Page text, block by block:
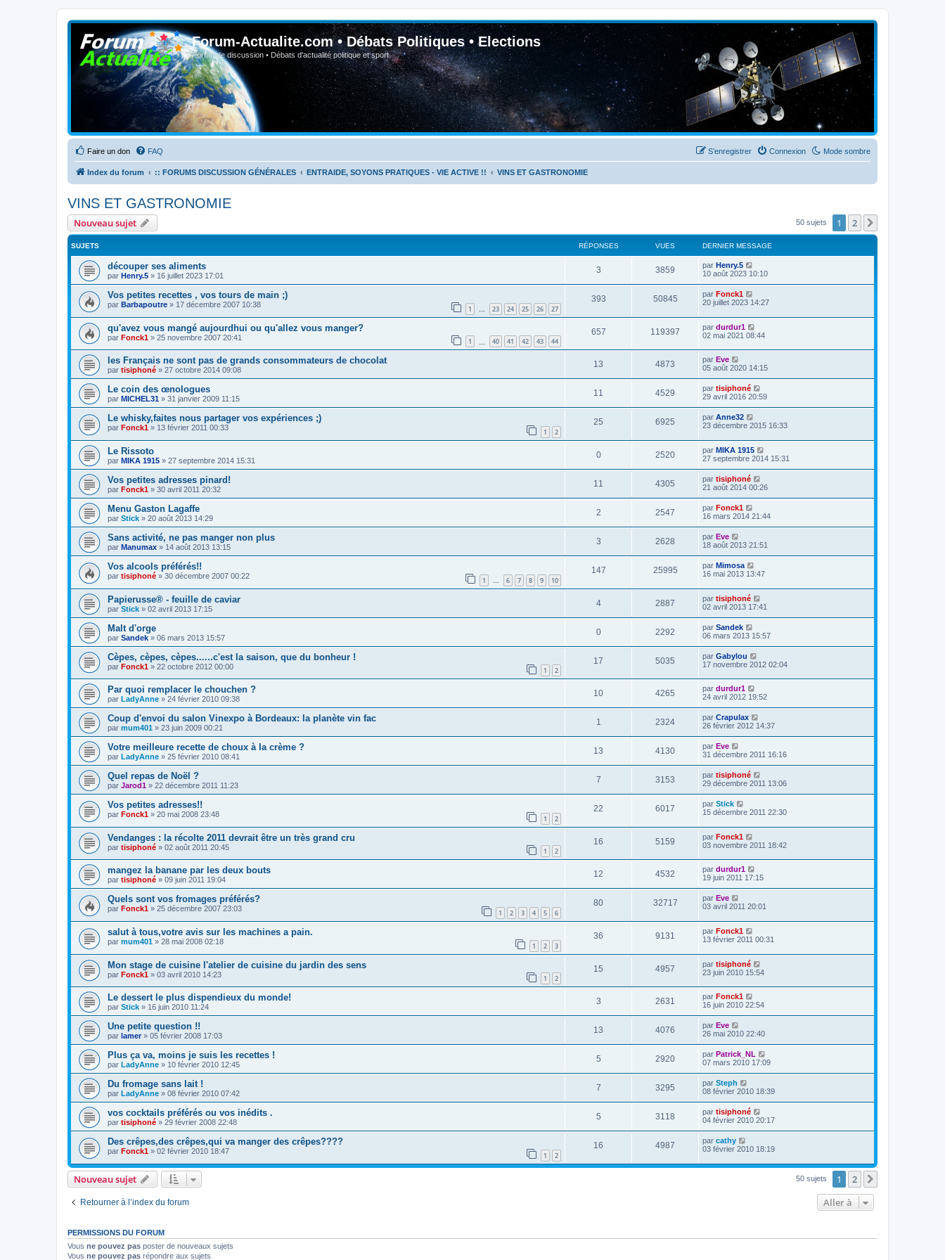
Forum-Actualite.com • Débats Politiques • Elections
Forum de discussion • Débats d'actualité politique et sport
Faire un don Mode sombre
FAQ Connexion
S’enregistrer
Index du forum :: FORUMS DISCUSSION GÉNÉRALES ENTRAIDE, SOYONS PRATIQUES - VIE ACTIVE !! VINS ET GASTRONOMIE
VINS ET GASTRONOMIE
Nouveau sujet 50 sujets 1 2
SUJETS RÉPONSES VUES DERNIER MESSAGE
découper ses aliments
par Henry.5 » 16 juillet 2023 17:01
3 3859 par Henry.5
10 août 2023 10:10
Vos petites recettes , vos tours de main ;)
par Barbapoutre » 17 décembre 2007 10:38 1 … 23 24 25 26 27
393 50845 par Fonck1
20 juillet 2023 14:27
qu'avez vous mangé aujourdhui ou qu'allez vous manger?
par Fonck1 » 25 novembre 2007 20:41 1 40 41 42 43 44
657 119397 par durdur1
02 mai 2021 08:44
les Français ne sont pas de grands consommateurs de chocolat
par tisiphoné » 27 octobre 2014 09:08
13 4873 par Eve
05 août 2020 14:15
Le coin des œnologues
par MICHEL31 » 31 janvier 2009 11:15
11 4529 par tisiphoné
29 avril 2016 20:59
Le whisky,faites nous partager vos expériences ;)
par Fonck1 » 13 février 2011 00:33 1 2
25 6925 par Anne32
23 décembre 2015 16:33
Le Rissoto
par MIKA 1915 » 27 septembre 2014 15:31
0 2520 par MIKA 1915
27 septembre 2014 15:31
Vos petites adresses pinard!
par Fonck1 » 30 avril 2011 20:32
11 4305 par tisiphoné
21 août 2014 00:26
Menu Gaston Lagaffe
par Stick » 20 août 2013 14:29
2 2547 par Fonck1
16 mars 2014 21:44
Sans activité, ne pas manger non plus
par Manumax » 14 août 2013 13:15
3 2628 par Eve
18 août 2013 21:51
Vos alcools préférés!!
par tisiphoné » 30 décembre 2007 00:22 1 … 6 7 8 9 10
147 25995 par Mimosa
16 mai 2013 13:47
Papierusse® - feuille de caviar
par Stick » 02 avril 2013 17:15
4 2887 par tisiphoné
02 avril 2013 17:41
Malt d'orge
par Sandek » 06 mars 2013 15:57
0 2292 par Sandek
06 mars 2013 15:57
Cèpes, cèpes, cèpes......c'est la saison, que du bonheur !
par Fonck1 » 22 octobre 2012 00:00 1 2
17 5035 par Gabylou
17 novembre 2012 02:04
Par quoi remplacer le chouchen ?
par LadyAnne » 24 février 2010 09:38
10 4265 par durdur1
24 avril 2012 19:52
Coup d'envoi du salon Vinexpo à Bordeaux: la planète vin fac
par mum401 » 23 juin 2009 00:21
1 2324 par Crapulax
26 février 2012 14:37
Votre meilleure recette de choux à la crème ?
par LadyAnne » 25 février 2010 08:41
13 4130 par Eve
31 décembre 2011 16:16
Quel repas de Noël ?
par Jarod1 » 22 décembre 2011 11:23
7 3153 par tisiphoné
29 décembre 2011 13:06
Vos petites adresses!!
par Fonck1 » 20 mai 2008 23:48 1 2
22 6017 par Stick
15 décembre 2011 22:30
Vendanges : la récolte 2011 devrait être un très grand cru
par tisiphoné » 02 août 2011 20:45 1 2
16 5159 par Fonck1
03 novembre 2011 18:42
mangez la banane par les deux bouts
par tisiphoné » 09 juin 2011 19:04
12 4532 par durdur1
19 juin 2011 17:15
Quels sont vos fromages préférés?
par Fonck1 » 25 décembre 2007 23:03 1 2 3 4 5 6
80 32717 par Eve
03 avril 2011 20:01
salut à tous,votre avis sur les machines a pain.
par mum401 » 28 mai 2008 02:18 1 2 3
36 9131 par Fonck1
13 février 2011 00:31
Mon stage de cuisine l'atelier de cuisine du jardin des sens
par Fonck1 » 03 avril 2010 14:23 1 2
15 4957 par tisiphoné
23 juin 2010 15:54
Le dessert le plus dispendieux du monde!
par Stick » 16 juin 2010 11:24
3 2631 par Fonck1
16 juin 2010 22:54
Une petite question !!
par lamer » 05 février 2008 17:03
13 4076 par Eve
26 mai 2010 22:40
Plus ça va, moins je suis les recettes !
par LadyAnne » 10 février 2010 12:45
5 2920 par Patrick_NL
07 mars 2010 17:09
Du fromage sans lait !
par LadyAnne » 08 février 2010 07:42
7 3295 par Steph
08 février 2010 18:39
vos cocktails préférés ou vos inédits .
par tisiphoné » 29 février 2008 22:48
5 3118 par tisiphoné
04 février 2010 20:17
Des crêpes,des crêpes,qui va manger des crêpes????
par Fonck1 » 02 février 2010 18:47 1 2
16 4987 par cathy
03 février 2010 18:19
Nouveau sujet 50 sujets 1 2
Retourner à l’index du forum Aller à
PERMISSIONS DU FORUM
Vous ne pouvez pas poster de nouveaux sujets
Vous ne pouvez pas répondre aux sujets